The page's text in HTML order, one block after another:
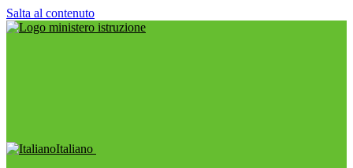
Salta al contenuto
Italiano